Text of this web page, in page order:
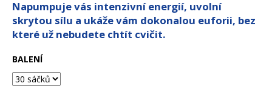
5
hvězdiček.
Napumpuje vás intenzivní energií, uvolní
skrytou sílu a ukáže vám dokonalou euforii, bez
které už nebudete chtít cvičit.
BALENÍ
a
j
t
?